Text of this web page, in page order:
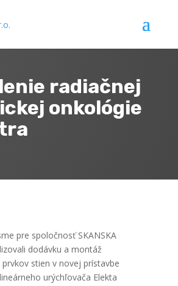
radiačnej
onkológie
pre spoločnosť SKANSKA
dodávku a montáž
prvkov stien v novej prístavbe
urýchľovača Elekta